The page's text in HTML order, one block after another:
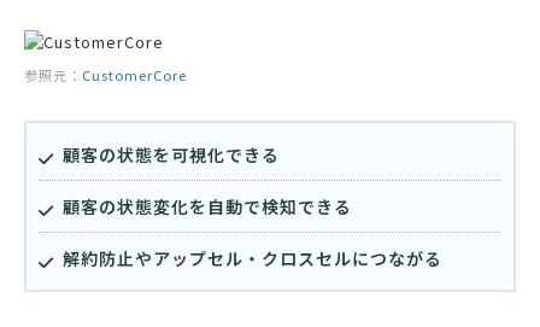
参照元： CustomerCore
顧客の状態を可視化できる
顧客の状態変化を自動で検知できる
解約防止やアップセル・クロスセルにつながる